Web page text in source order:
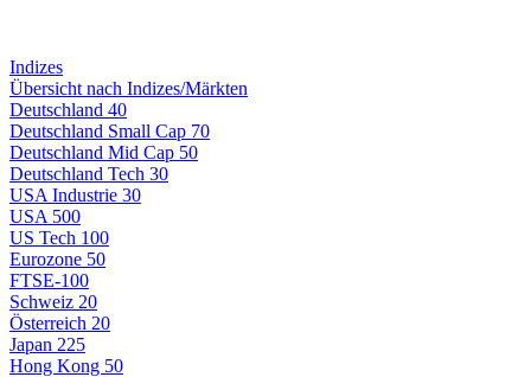
Indizes
Übersicht nach Indizes/Märkten
Deutschland 40
Deutschland Small Cap 70
Deutschland Mid Cap 50
Deutschland Tech 30
USA Industrie 30
USA 500
US Tech 100
Eurozone 50
FTSE-100
Schweiz 20
Österreich 20
Japan 225
Hong Kong 50